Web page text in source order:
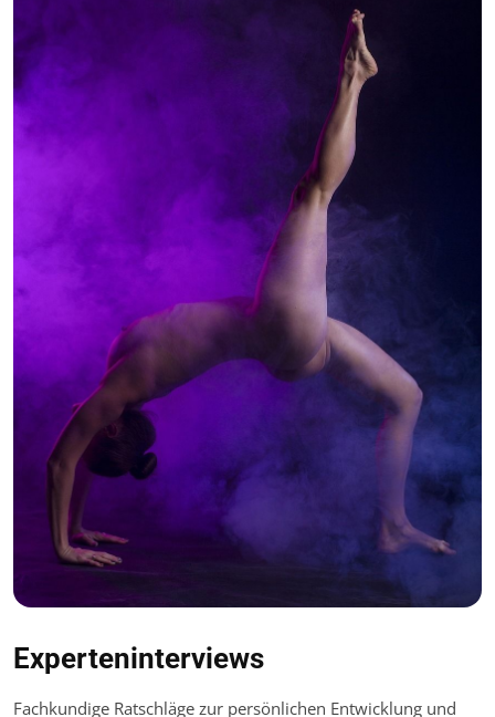
Experteninterviews
Fachkundige Ratschläge zur persönlichen Entwicklung und